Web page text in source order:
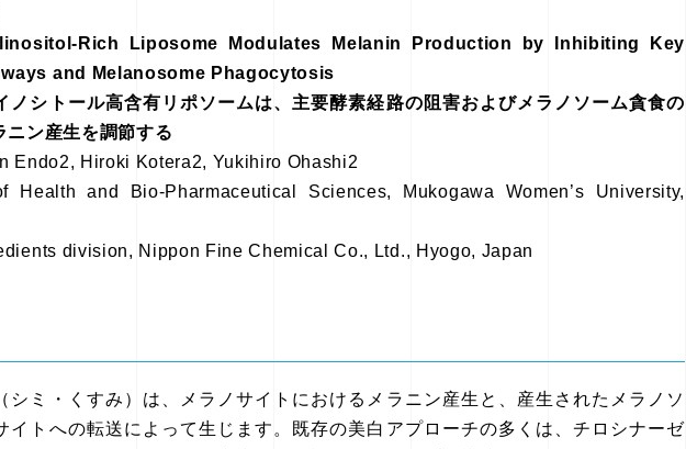
Rich Liposome Modulates Melanin Production by Inhibiting Key
and Melanosome Phagocytosis
ノシトール高含有リポソームは、主要酵素経路の阻害およびメラノソーム貪食の
ニン産生を調節する
Endo2, Hiroki Kotera2, Yukihiro Ohashi2
Health and Bio-Pharmaceutical Sciences, Mukogawa Women’s University,
division, Nippon Fine Chemical Co., Ltd., Hyogo, Japan
シミ・くすみ）は、メラノサイトにおけるメラニン産生と、産生されたメラノソ
イトへの転送によって生じます。既存の美白アプローチの多くは、チロシナーゼ